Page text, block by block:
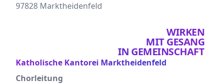
97828 Marktheidenfeld
WIRKEN
MIT GESANG
IN GEMEINSCHAFT
Katholische Kantorei Marktheidenfeld
Chorleitung